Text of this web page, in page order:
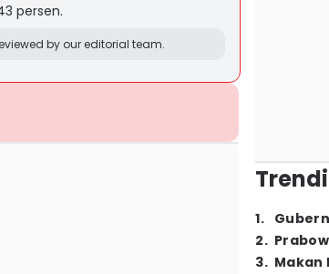
persen.
by our editorial team.
1.
2.
3. Makan